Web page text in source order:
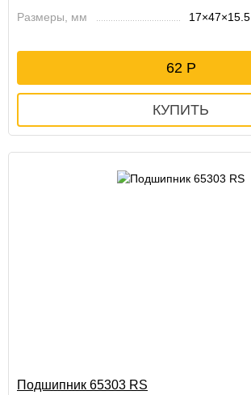
Размеры, мм 17×47×15.5
62
Подшипник 65303 RS